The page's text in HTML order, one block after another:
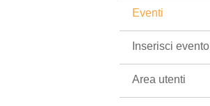
Eventi
Inserisci evento
Area utenti